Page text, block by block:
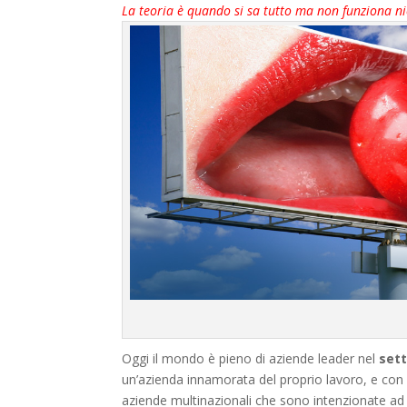
La teoria è quando si sa tutto ma non funziona
Oggi il mondo è pieno di aziende leader nel
un’azienda innamorata del proprio lavoro, e
aziende multinazionali che sono intenzionate